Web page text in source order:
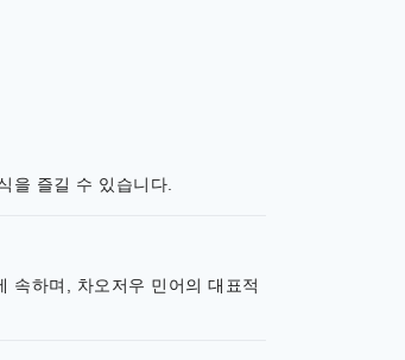
을 즐길 수 있습니다.
속하며, 차오저우 민어의 대표적